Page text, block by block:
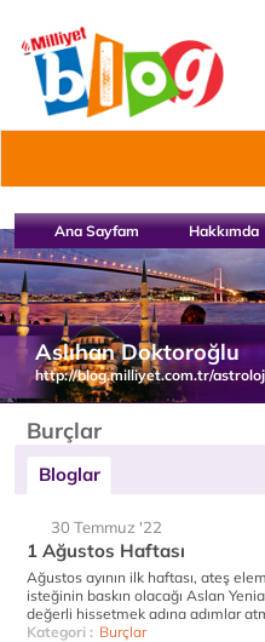
Ana Sayfam Hakkımda
Aslıhan Doktoroğlu
http://blog.milliyet.com.tr/
Burçlar
Bloglar
30 Temmuz '22
1 Ağustos Haftası
Ağustos ayının ilk haftası, ateş
isteğinin baskın olacağı Aslan
değerli hissetmek adına adımlar
Kategori : Burçlar